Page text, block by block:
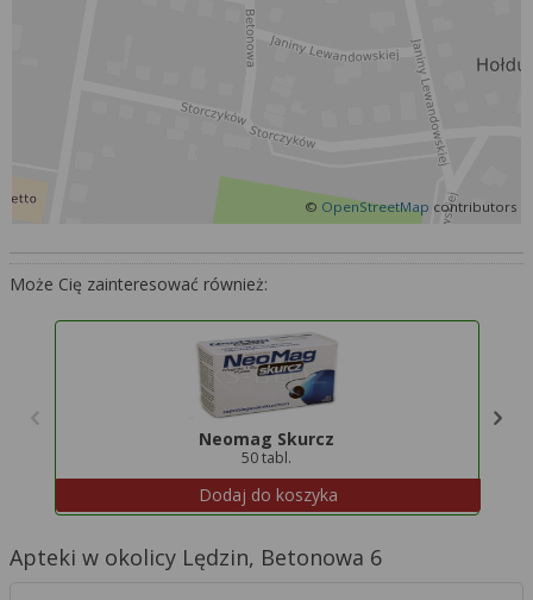
© OpenStreetMap contributors
Może Cię zainteresować również:
Neomag Skurcz
50 tabl.
Dodaj do koszyka
Apteki w okolicy Lędzin, Betonowa 6
Więcej informacji na temat wykorzystywania
narzędzi zewnętrznych w naszym serwisie
Regulaminie Serwisu.